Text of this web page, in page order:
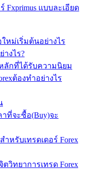
Fxprimus แบบละเอียด
หม่เริ่มต้นอย่างไร
างไร?
หลักที่ได้รับความนิยม
ต้องทำอย่างไร
าที่จะซื้อ(Buy)จะ
หรับเทรดเดอร์ Forex
ตวิทยาการเทรด Forex